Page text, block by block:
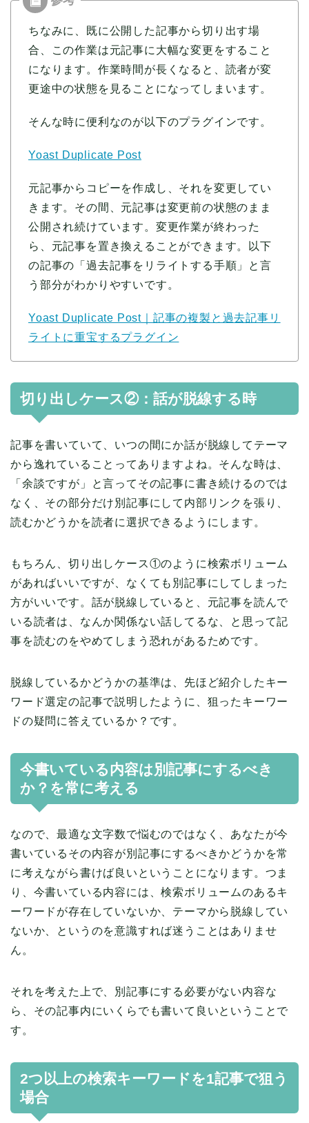
ちなみに、既に公開した記事から切り出す場
合、この作業は元記事に大幅な変更をすること
になります。作業時間が長くなると、読者が変
更途中の状態を見ることになってしまいます。
そんな時に便利なのが以下のプラグインです。
Yoast Duplicate Post
元記事からコピーを作成し、それを変更してい
きます。その間、元記事は変更前の状態のまま
公開され続けています。変更作業が終わった
ら、元記事を置き換えることができます。以下
の記事の「過去記事をリライトする手順」と言
う部分がわかりやすいです。
Yoast Duplicate Post｜記事の複製と過去記事リ
ライトに重宝するプラグイン
切り出しケース②：話が脱線する時
記事を書いていて、いつの間にか話が脱線してテーマ
から逸れていることってありますよね。そんな時は、
「余談ですが」と言ってその記事に書き続けるのでは
なく、その部分だけ別記事にして内部リンクを張り、
読むかどうかを読者に選択できるようにします。
もちろん、切り出しケース①のように検索ボリューム
があればいいですが、なくても別記事にしてしまった
方がいいです。話が脱線していると、元記事を読んで
いる読者は、なんか関係ない話してるな、と思って記
事を読むのをやめてしまう恐れがあるためです。
脱線しているかどうかの基準は、先ほど紹介したキー
ワード選定の記事で説明したように、狙ったキーワー
ドの疑問に答えているか？です。
今書いている内容は別記事にするべき
か？を常に考える
なので、最適な文字数で悩むのではなく、あなたが今
書いているその内容が別記事にするべきかどうかを常
に考えながら書けば良いということになります。つま
り、今書いている内容には、検索ボリュームのあるキ
ーワードが存在していないか、テーマから脱線してい
ないか、というのを意識すれば迷うことはありませ
ん。
それを考えた上で、別記事にする必要がない内容な
ら、その記事内にいくらでも書いて良いということで
す。
2つ以上の検索キーワードを1記事で狙う
場合